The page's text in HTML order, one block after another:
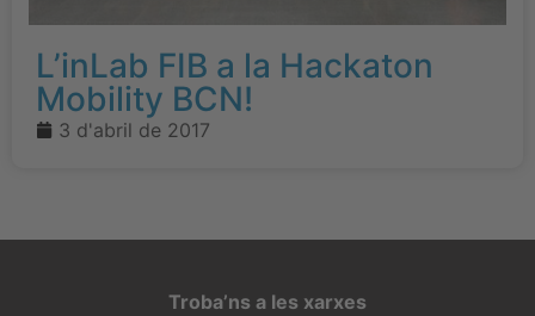
L’inLab FIB a la Hackaton
Mobility BCN!
3 d'abril de 2017
Troba’ns a les xarxes